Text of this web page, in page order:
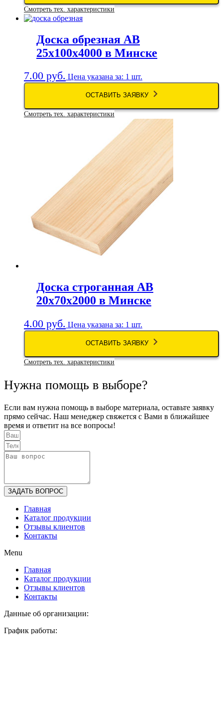
Смотреть тех. характеристики
Доска обрезная АВ
25х100х4000 в Минске
7.00 руб. Цена указана за: 1 шт.
ОСТАВИТЬ ЗАЯВКУ
Смотреть тех. характеристики
Доска строганная АВ
20х70х2000 в Минске
4.00 руб. Цена указана за: 1 шт.
ОСТАВИТЬ ЗАЯВКУ
Смотреть тех. характеристики
Нужна помощь в выборе?
Если вам нужна помощь в выборе материала, оставьте заявку
прямо сейчас. Наш менеджер свяжется с Вами в ближайшее
время и ответит на все вопросы!
ЗАДАТЬ ВОПРОС
Главная
Каталог продукции
Отзывы клиентов
Контакты
Menu
Главная
Каталог продукции
Отзывы клиентов
Контакты
Данные об организации:
График работы: